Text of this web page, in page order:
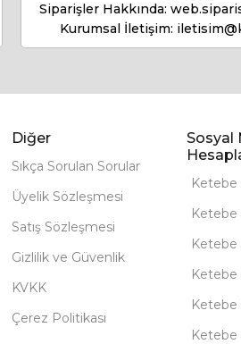
Siparişler Hakkında:
Kurumsal İletişim:
Diğer
Sıkça Sorulan Sorular
Üyelik Sözleşmesi
Satış Sözleşmesi
Gizlilik ve Güvenlik
KVKK
Çerez Politikası
Sosyal
Ketebe
Ketebe
Ketebe
Ketebe
Ketebe
Ketebe